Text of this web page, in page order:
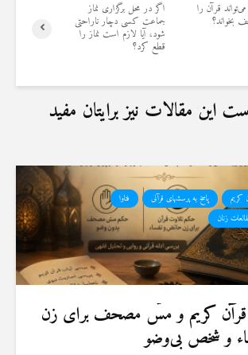
اگر در محل برگزاری نماز
جماعت کسی دچار ناراحتی
شود، آیا لازم است نماز را
قطع کرد؟
قرآن را
بخواند؟
این مقالات نیز برایتان مفید
کریم پاسخ به پرسشهای قرآنی
فتاوا
زنان
كريم و مسّ مصحف برای زن
و شخص بی‌وضو